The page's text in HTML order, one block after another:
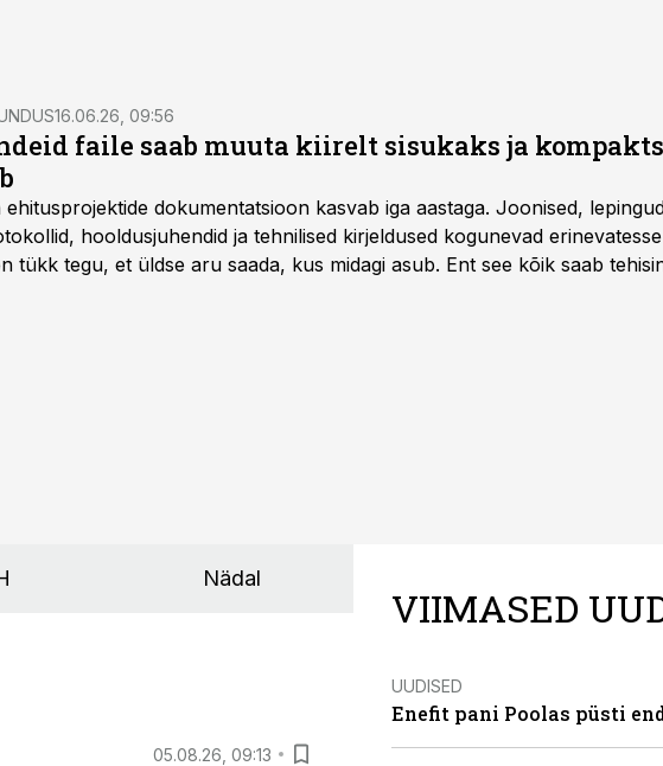
16.06.26, 09:56
faile saab muuta kiirelt sisukaks ja
ehitusprojektide dokumentatsioon kasvab iga aastaga. Joonised,
hooldusjuhendid ja tehnilised kirjeldused kogunevad
tükk tegu, et üldse aru saada, kus midagi asub. Ent see kõik saab
Nädal
05.08.26, 09:13
VIIMASED
UUDISED
Enefit pani Poolas püsti